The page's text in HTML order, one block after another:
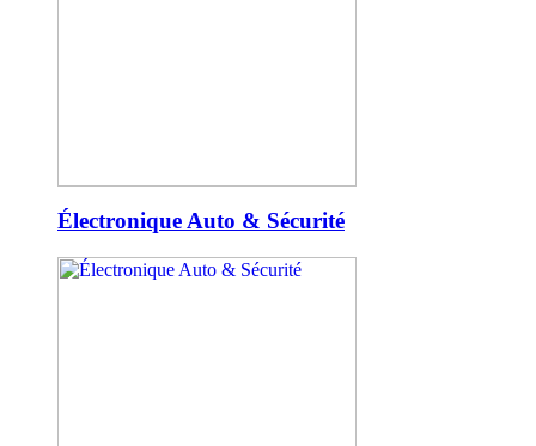
Électronique Auto & Sécurité